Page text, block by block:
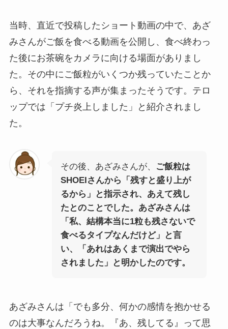
当時、直近で投稿したショート動画の中で、あざ
みさんがご飯を食べる動画を公開し、食べ終わっ
た後にお茶碗をカメラに向ける場面がありまし
た。その中にご飯粒がいくつか残っていたことか
ら、それを指摘する声が集まったそうです。テロ
ップでは「プチ炎上しました」と紹介されまし
た。
その後、あざみさんが、
ご飯粒は
SHOEIさんから「残すと盛り上が
るから」と指示され、あえて残し
たとのことでした。あざみさんは
「私、結構本当に1粒も残さないで
食べるタイプなんだけど」と言
い、「あれはあくまで演出でやら
されました」と明かしたのです。
あざみさんは「でも多分、何かの感情を抱かせる
のは大事なんだろうね。『あ、残してる』って思